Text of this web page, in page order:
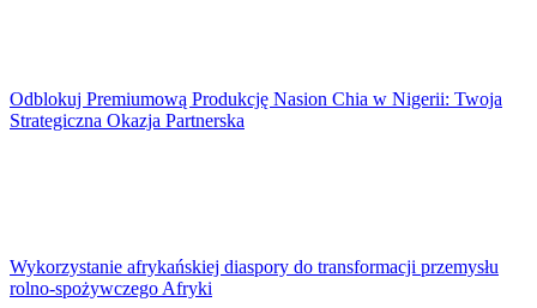
Odblokuj Premiumową Produkcję Nasion Chia w Nigerii: Twoja
Strategiczna Okazja Partnerska
Wykorzystanie afrykańskiej diaspory do transformacji przemysłu
rolno-spożywczego Afryki